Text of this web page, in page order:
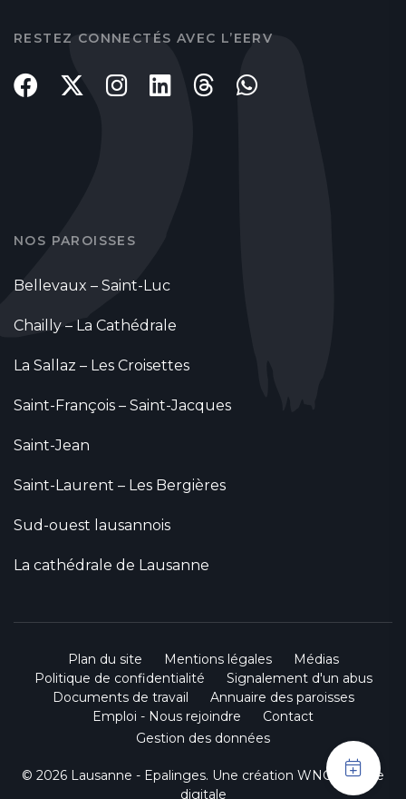
RESTEZ CONNECTÉS AVEC L’EERV
NOS PAROISSES
Bellevaux – Saint-Luc
Chailly – La Cathédrale
La Sallaz – Les Croisettes
Saint-François – Saint-Jacques
Saint-Jean
Saint-Laurent – Les Bergières
Sud-ouest lausannois
La cathédrale de Lausanne
Plan du site Mentions légales
Médias
Politique de confidentialité
Signalement d'un abus
Documents de travail
Annuaire des paroisses
Emploi - Nous rejoindre
Contact
Gestion des données
© 2026 Lausanne - Epalinges. Une création WNG agence
digitale